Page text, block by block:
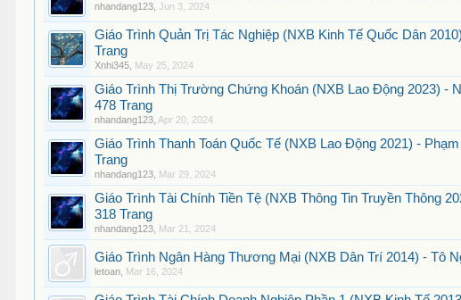
nhandang123 ,Jun 3, 2024
Giáo Trình Quản Trị Tác Nghiệp (NXB Kinh Tế Quốc Dân
Trang
Xnhi345 May 25, 2024
Giáo Trình Thị Trường Chứng Khoán (NXB Lao Động 2023) -
478 Trang
nhandang123 Apr 20, 2024
Giáo Trình Thanh Toán Quốc Tế (NXB Lao Động 2021) -
Trang
nhandang123 Mar 29, 2024
Giáo Trình Tài Chính Tiền Tệ (NXB Thông Tin Truyền Thông
318 Trang
nhandang123 Mar 21, 2024
Giáo Trình Ngân Hàng Thương Mại (NXB Dân Trí 2014) - Tô
letoan Mar 16, 2024